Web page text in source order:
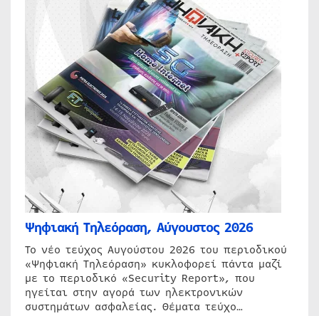
Ψηφιακή Τηλεόραση, Αύγουστος 2026
Το νέο τεύχος Αυγούστου 2026 του περιοδικού
«Ψηφιακή Τηλεόραση» κυκλοφορεί πάντα μαζί
με το περιοδικό «Security Report», που
ηγείται στην αγορά των ηλεκτρονικών
συστημάτων ασφαλείας. Θέματα τεύχο…